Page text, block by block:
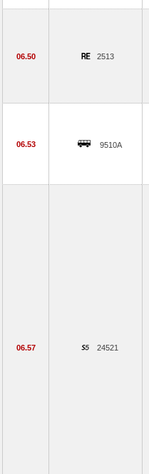
06.50 2513
06.53 9510A
06.57 24521